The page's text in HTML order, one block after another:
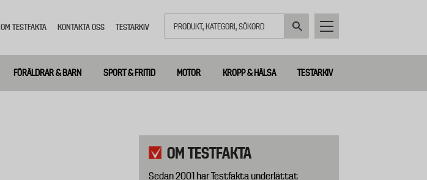
meny
OM TESTFAKTA KONTAKTA OSS TESTARKIV
FÖRÄLDRAR & BARN SPORT & FRITID MOTOR KROPP & HÄLSA TESTARKIV
OM TESTFAKTA
Sedan 2001 har Testfakta underlättat